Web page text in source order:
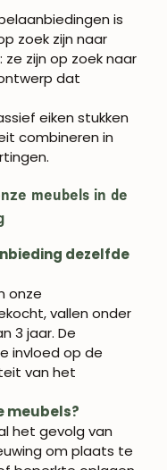
is
zoek zijn naar
zijn op zoek naar
dat
eiken stukken
combineren in
meubels in de
dezelfde
onze
vallen onder
3 jaar. De
invloed op de
van het
meubels?
het gevolg van
om plaats te